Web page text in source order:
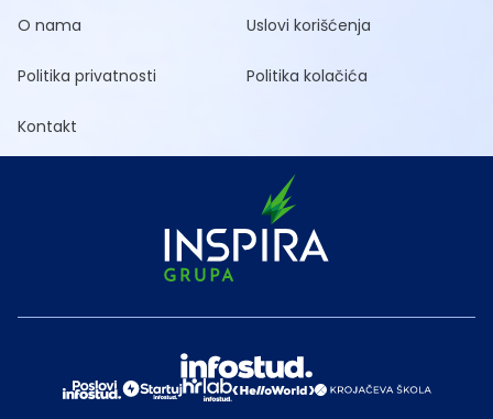
O nama Uslovi korišćenja
Politika privatnosti Politika kolačića
Kontakt